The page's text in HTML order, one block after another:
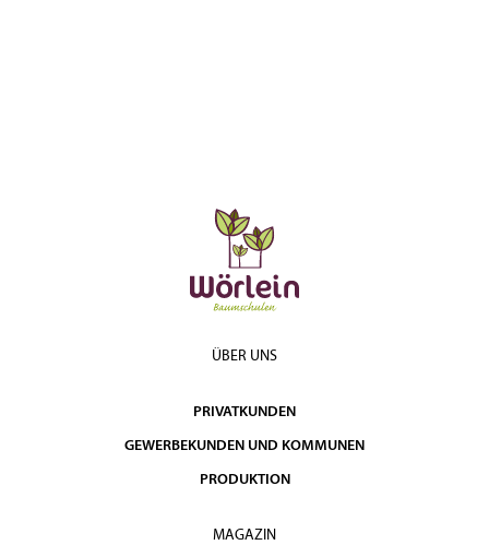
ÜBER UNS
PRIVATKUNDEN
GEWERBEKUNDEN UND KOMMUNEN
PRODUKTION
MAGAZIN